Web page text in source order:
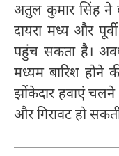
अतुल कुमार सिंह ने
दायरा मध्य और
पहुंच सकता है।
मध्यम बारिश होने
झोंकेदार हवाएं
और गिरावट हो